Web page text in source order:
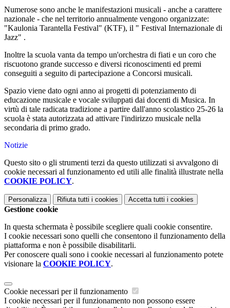
Numerose sono anche le manifestazioni musicali - anche a carattere
nazionale - che nel territorio annualmente vengono organizzate:
"Kaulonia Tarantella Festival" (KTF), il " Festival Internazionale di
Jazz" .
Inoltre la scuola vanta da tempo un'orchestra di fiati e un coro che
riscuotono grande successo e diversi riconoscimenti ed premi
conseguiti a seguito di partecipazione a Concorsi musicali.
Spazio viene dato ogni anno ai progetti di potenziamento di
educazione musicale e vocale sviluppati dai docenti di Musica. In
virtù di tale radicata tradizione a partire dall'anno scolastico 25-26 la
scuola è stata autorizzata ad attivare l'indirizzo musicale nella
secondaria di primo grado.
Notizie
Questo sito o gli strumenti terzi da questo utilizzati si avvalgono di
cookie necessari al funzionamento ed utili alle finalità illustrate nella
COOKIE POLICY.
Personalizza Rifiuta tutti i cookies Accetta tutti i cookies
Gestione cookie
In questa schermata è possibile scegliere quali cookie consentire.
I cookie necessari sono quelli che consentono il funzionamento della
piattaforma e non è possibile disabilitarli.
Per conoscere quali sono i cookie necessari al funzionamento potete
visionare la COOKIE POLICY.
Cookie necessari per il funzionamento
I cookie necessari per il funzionamento non possono essere